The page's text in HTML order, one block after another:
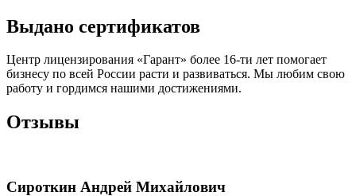
Выдано сертификатов
Центр лицензирования «Гарант» более 16-ти лет помогает
бизнесу по всей России расти и развиваться. Мы любим свою
работу и гордимся нашими достижениями.
Отзывы
Сироткин Андрей Михайлович